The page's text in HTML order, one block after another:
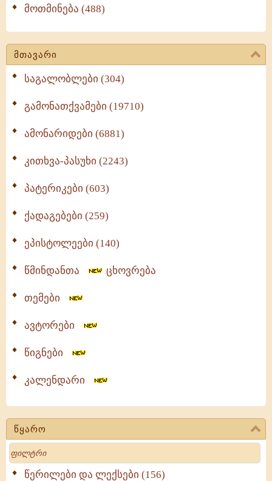
მოთმინება (488)
მთავარი
საგალობლები (304)
გამონათქვამები (19710)
ამონარიდები (6881)
კითხვა-პასუხი (2243)
პატერიკები (603)
ქადაგებები (259)
ეპისტოლეები (140)
წმინდანთა ცხოვრება
თემები
ავტორები
წიგნები
კალენდარი
წყარო
Search
წერილები და ლექსები (156)